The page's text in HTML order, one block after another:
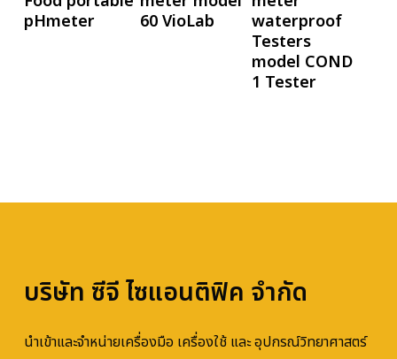
pHmeter
60 VioLab
waterproof
Testers
model COND
1 Tester
บริษัท ซีจี ไซแอนติฟิค จำกัด
นำเข้าและจำหน่ายเครื่องมือ เครื่องใช้ และ อุปกรณ์วิทยาศาสตร์